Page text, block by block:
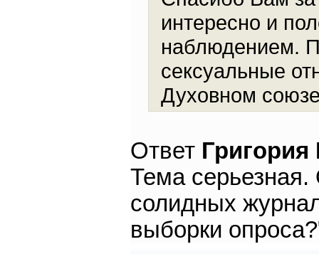
интересно и
наблюдением.
сексуальные
Духовном
Ответ
Тема
солидных
выборки